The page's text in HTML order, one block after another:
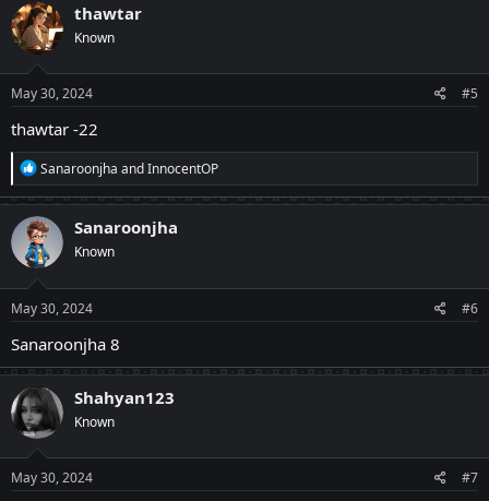
c
t
i
o
n
s
:
thawtar
Known
May 30, 2024 #5
thawtar -22
R
e
a
c
t
i
o
n
s
:
Sanaroonjha andInnocentOP
Sanaroonjha
Known
May 30, 2024 #6
Sanaroonjha 8
Shahyan123
Known
May 30, 2024 #7